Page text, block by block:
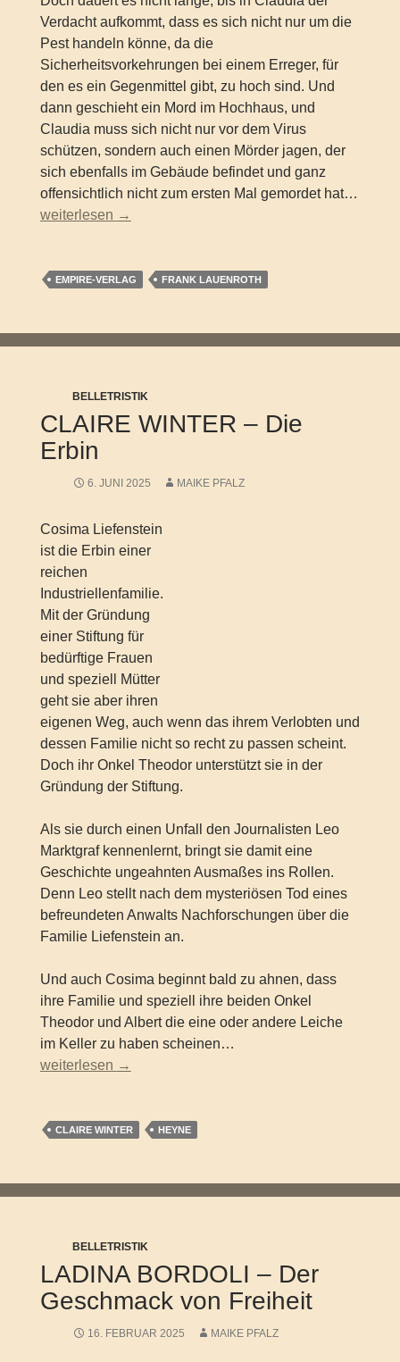
Verdacht aufkommt, dass es sich nicht nur um die
Pest handeln könne, da die
Sicherheitsvorkehrungen bei einem Erreger, für
den es ein Gegenmittel gibt, zu hoch sind. Und
dann geschieht ein Mord im Hochhaus, und
Claudia muss sich nicht nur vor dem Virus
schützen, sondern auch einen Mörder jagen, der
sich ebenfalls im Gebäude befindet und ganz
offensichtlich nicht zum ersten Mal gemordet hat…
Frank Lauenroth – Im Innern der Bestie
weiterlesen →
EMPIRE-VERLAG FRANK LAUENROTH
BELLETRISTIK
CLAIRE WINTER – Die
Erbin
6. JUNI 2025 MAIKE PFALZ
Cosima Liefenstein
ist die Erbin einer
reichen
Industriellenfamilie.
Mit der Gründung
einer Stiftung für
bedürftige Frauen
und speziell Mütter
geht sie aber ihren
eigenen Weg, auch wenn das ihrem Verlobten und
dessen Familie nicht so recht zu passen scheint.
Doch ihr Onkel Theodor unterstützt sie in der
Gründung der Stiftung.
Als sie durch einen Unfall den Journalisten Leo
Marktgraf kennenlernt, bringt sie damit eine
Geschichte ungeahnten Ausmaßes ins Rollen.
Denn Leo stellt nach dem mysteriösen Tod eines
befreundeten Anwalts Nachforschungen über die
Familie Liefenstein an.
Und auch Cosima beginnt bald zu ahnen, dass
ihre Familie und speziell ihre beiden Onkel
Theodor und Albert die eine oder andere Leiche
im Keller zu haben scheinen…
CLAIRE WINTER – Die Erbin
weiterlesen →
CLAIRE WINTER HEYNE
BELLETRISTIK
LADINA BORDOLI – Der
Geschmack von Freiheit
16. FEBRUAR 2025 MAIKE PFALZ